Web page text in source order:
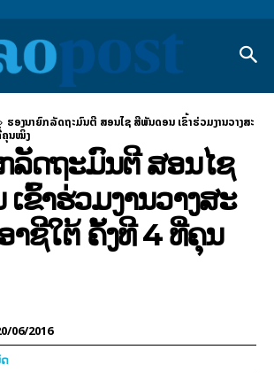
ຮອງ​ນາຍົກລັດຖະມົນຕີ ສອນ​ໄຊ ສີ​ພັນ​ດອນ ​ເຂົ້າຮ່ວມ​ງານ​ວາງສະ​
ຄຸນໝິງ
ລັດຖະມົນຕີ ສອນ​ໄຊ
ຂົ້າຮ່ວມ​ງານ​ວາງສະ​
າຊີ​ໃຕ້ ຄັ້ງທີ 4 ທີ່​ຄຸນ
06/2016